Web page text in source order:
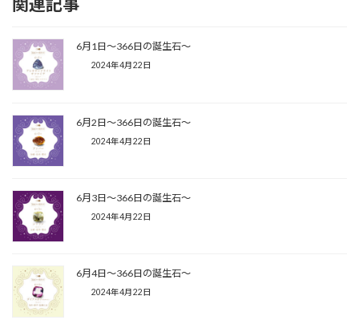
6月1日〜366日の誕生石〜
2024年4月22日
6月2日〜366日の誕生石〜
2024年4月22日
6月3日〜366日の誕生石〜
2024年4月22日
6月4日〜366日の誕生石〜
2024年4月22日